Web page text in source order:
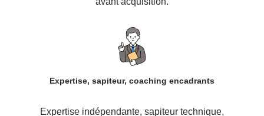
Expertise, sapiteur, coaching encadrants
Expertise indépendante, sapiteur technique,